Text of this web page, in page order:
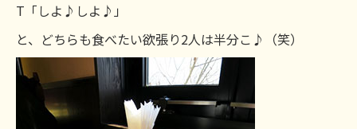
T「しよ♪しよ♪」
と、どちらも食べたい欲張り2人は半分こ♪（笑）